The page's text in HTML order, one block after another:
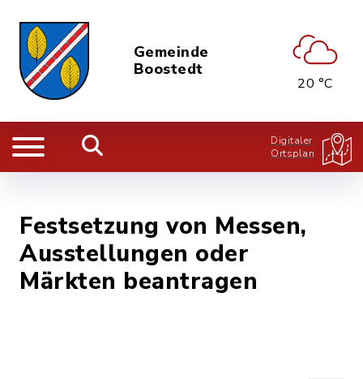
Gemeinde
Boostedt
20 °C
Digitaler
Ortsplan
Festsetzung von Messen,
Ausstellungen oder
Märkten beantragen